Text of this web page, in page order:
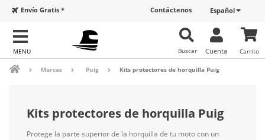
Español
Contáctenos
Envío Gratis *
Carrito
Cuenta
Buscar
Marcas Puig Kits protectores de horquilla Puig
Kits protectores de horquilla Puig
Protege la parte superior de la horquilla de tu moto con un